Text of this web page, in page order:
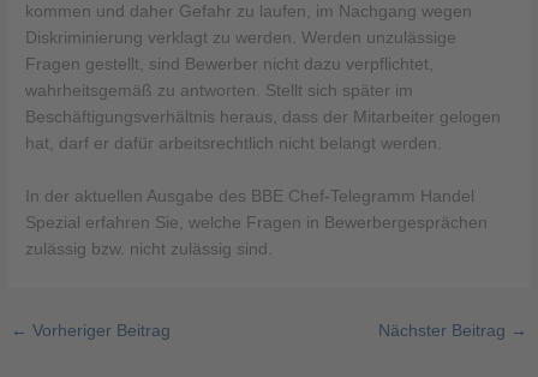
kommen und daher Gefahr zu laufen, im Nachgang wegen
Diskriminierung verklagt zu werden. Werden unzulässige
Fragen gestellt, sind Bewerber nicht dazu verpflichtet,
wahrheitsgemäß zu antworten. Stellt sich später im
Beschäftigungsverhältnis heraus, dass der Mitarbeiter gelogen
hat, darf er dafür arbeitsrechtlich nicht belangt werden.
In der aktuellen Ausgabe des BBE Chef-Telegramm Handel
Spezial erfahren Sie, welche Fragen in Bewerbergesprächen
zulässig bzw. nicht zulässig sind.
← Vorheriger Beitrag Nächster Beitrag →